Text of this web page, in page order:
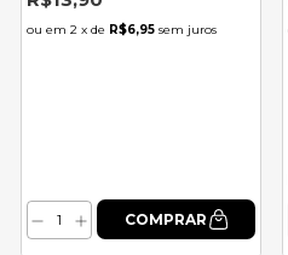
2 x de R$6,95 sem juros